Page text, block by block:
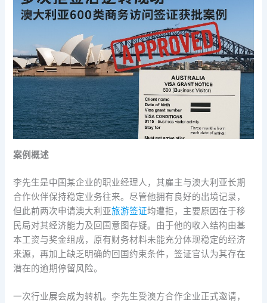
案例概述
李先生是中国某企业的职业经理人，其雇主与澳大利亚长期
合作伙伴保持稳定业务往来。尽管他拥有良好的出境记录，
但此前两次申请澳大利亚旅游签证均遭拒，主要原因在于移
民局对其经济能力及回国意图存疑。由于他的收入结构由基
本工资与奖金组成，原有财务材料未能充分体现稳定的经济
来源，再加上缺乏明确的回国约束条件，签证官认为其存在
潜在的逾期停留风险。
一次行业展会成为转机。李先生受澳方合作企业正式邀请，